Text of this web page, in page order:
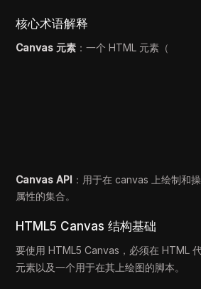
核心术语解释
Canvas 元素 ：一个 HTML 元素（
Canvas API ：用于在 canvas 上绘制和
属性的集合。
HTML5 Canvas 结构基础
要使用 HTML5 Canvas，必须在 HTML
元素以及一个用于在其上绘图的脚本。